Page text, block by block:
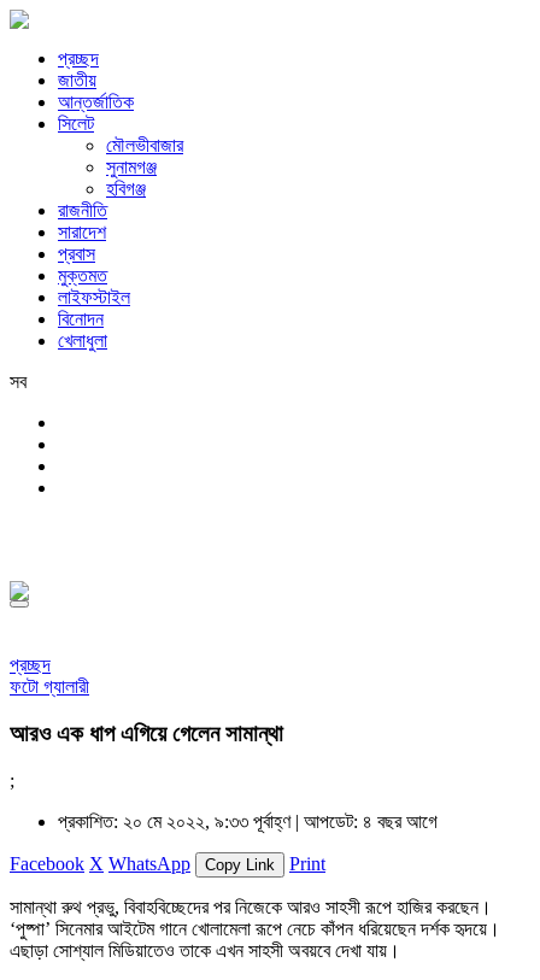
প্রচ্ছদ
জাতীয়
আন্তর্জাতিক
সিলেট
মৌলভীবাজার
সুনামগঞ্জ
হবিগঞ্জ
রাজনীতি
সারাদেশ
প্রবাস
মুক্তমত
লাইফস্টাইল
বিনোদন
খেলাধুলা
সব
প্রচ্ছদ
ফটো গ্যালারী
আরও এক ধাপ এগিয়ে গেলেন সামান্থা
;
প্রকাশিত: ২০ মে ২০২২, ৯:৩৩ পূর্বাহ্ণ | আপডেট: ৪ বছর আগে
Facebook X WhatsApp Copy Link Print
সামান্থা রুথ প্রভু, বিবাহবিচ্ছেদের পর নিজেকে আরও সাহসী রূপে হাজির করছেন।
‘পুষ্পা’ সিনেমার আইটেম গানে খোলামেলা রূপে নেচে কাঁপন ধরিয়েছেন দর্শক হৃদয়ে।
এছাড়া সোশ্যাল মিডিয়াতেও তাকে এখন সাহসী অবয়বে দেখা যায়।